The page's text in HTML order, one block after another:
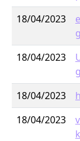
18/04/2023
18/04/2023
18/04/2023
18/04/2023